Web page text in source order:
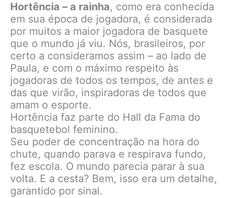
Hortência – a rainha, como era conhecida
em sua época de jogadora, é considerada
por muitos a maior jogadora de basquete
que o mundo já viu. Nós, brasileiros, por
certo a consideramos assim – ao lado de
Paula, e com o máximo respeito às
jogadoras de todos os tempos, de antes e
das que virão, inspiradoras de todos que
amam o esporte.
Hortência faz parte do Hall da Fama do
basquetebol feminino.
Seu poder de concentração na hora do
chute, quando parava e respirava fundo,
fez escola. O mundo parecia parar à sua
volta. E a cesta? Bem, isso era um detalhe,
garantido por sinal.